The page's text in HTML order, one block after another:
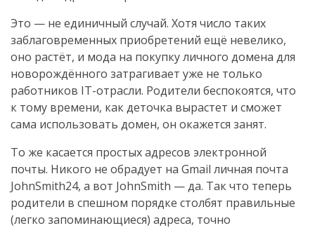
Это — не единичный случай. Хотя число таких
заблаговременных приобретений ещё невелико,
оно растёт, и мода на покупку личного домена для
новорождённого затрагивает уже не только
работников IT-отрасли. Родители беспокоятся, что
к тому времени, как деточка вырастет и сможет
сама использовать домен, он окажется занят.
То же касается простых адресов электронной
почты. Никого не обрадует на Gmail личная почта
JohnSmith24, а вот JohnSmith — да. Так что теперь
родители в спешном порядке столбят правильные
(легко запоминающиеся) адреса, точно